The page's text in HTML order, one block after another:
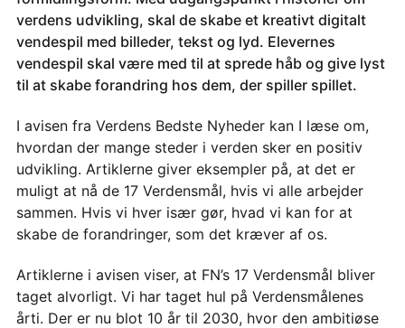
verdens udvikling, skal de skabe et kreativt digitalt
vendespil med billeder, tekst og lyd. Elevernes
vendespil skal være med til at sprede håb og give lyst
til at skabe forandring hos dem, der spiller spillet.
I avisen fra Verdens Bedste Nyheder kan I læse om,
hvordan der mange steder i verden sker en positiv
udvikling. Artiklerne giver eksempler på, at det er
muligt at nå de 17 Verdensmål, hvis vi alle arbejder
sammen. Hvis vi hver især gør, hvad vi kan for at
skabe de forandringer, som det kræver af os.
Artiklerne i avisen viser, at FN’s 17 Verdensmål bliver
taget alvorligt. Vi har taget hul på Verdensmålenes
årti. Der er nu blot 10 år til 2030, hvor den ambitiøse